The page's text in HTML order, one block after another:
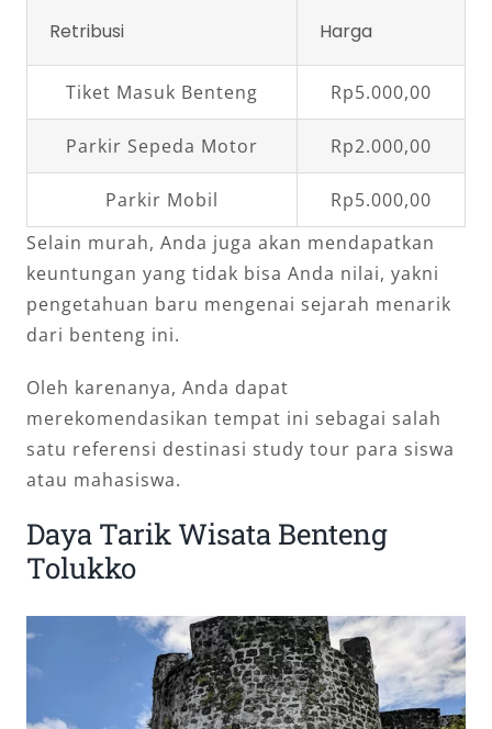
Retribusi Harga
Tiket Masuk Benteng Rp5.000,00
Parkir Sepeda Motor Rp2.000,00
Parkir Mobil
Rp5.000,00
Selain murah, Anda juga akan mendapatkan
keuntungan yang tidak bisa Anda nilai, yakni
pengetahuan baru mengenai sejarah menarik
dari benteng ini.
Oleh karenanya, Anda dapat
merekomendasikan tempat ini sebagai salah
satu referensi destinasi study tour para siswa
atau mahasiswa.
Daya Tarik Wisata Benteng
Tolukko